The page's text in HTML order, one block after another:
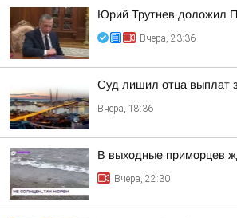
Юрий Трутнев доложил
Вчера, 23:36
Суд лишил отца выплат
Вчера, 18:36
В выходные приморцев
Вчера, 22:30